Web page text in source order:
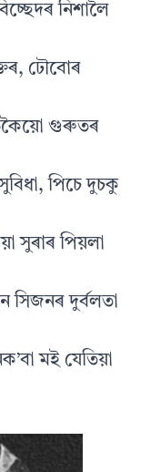
নিশালৈ
ঢৌবোৰ
গুৰুতৰ
পিচে দুচকু
সুৰাৰ পিয়লা
সিজনৰ দুর্বলতা
মই যেতিয়া